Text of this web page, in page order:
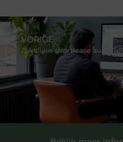
VORIGE
Zakelijke shortlease auto